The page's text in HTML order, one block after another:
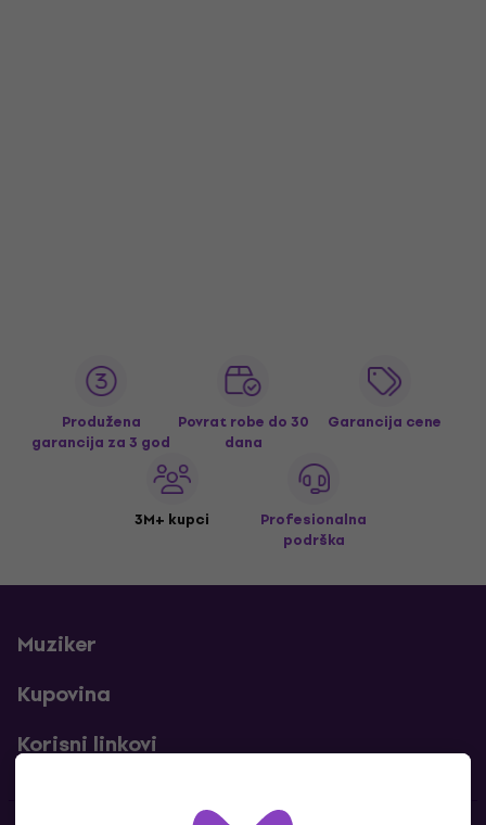
Produžena
garancija za 3 god
Povrat robe do 30
dana
Garancija cene
3M+ kupci
Profesionalna
podrška
Muziker
Kupovina
Korisni linkovi